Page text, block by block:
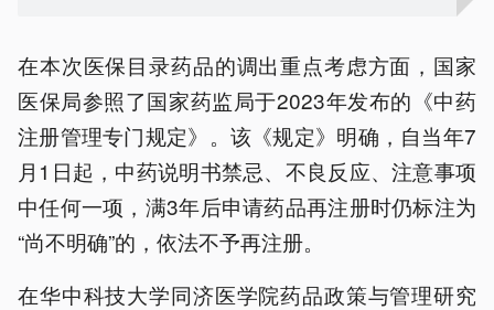
在本次医保目录药品的调出重点考虑方面，国家
医保局参照了国家药监局于2023年发布的《中药
注册管理专门规定》。该《规定》明确，自当年7
月1日起，中药说明书禁忌、不良反应、注意事项
中任何一项，满3年后申请药品再注册时仍标注为
“尚不明确”的，依法不予再注册。
在华中科技大学同济医学院药品政策与管理研究